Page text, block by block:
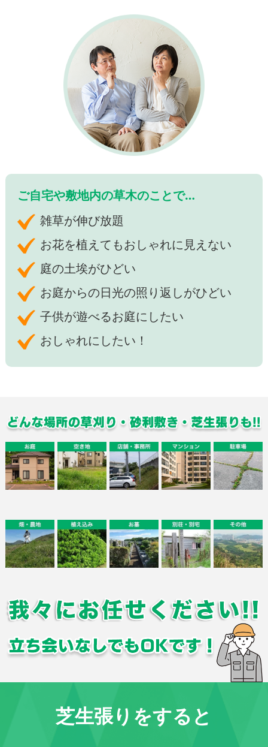
ご自宅や敷地内の草木のことで…
雑草が伸び放題
お花を植えてもおしゃれに見えない
庭の土埃がひどい
お庭からの日光の照り返しがひどい
子供が遊べるお庭にしたい
おしゃれにしたい！
芝生張りをすると